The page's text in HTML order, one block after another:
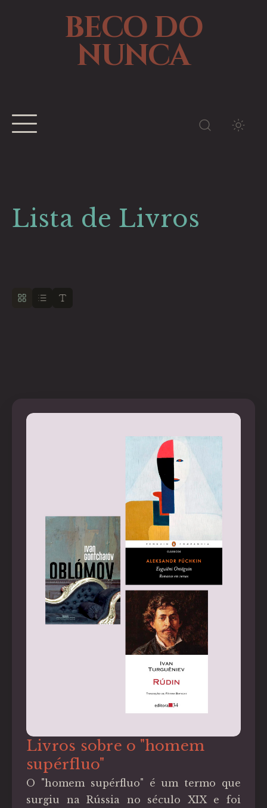
BECO DO
NUNCA
Lista de Livros
Livros sobre o "homem
supérfluo"
O "homem supérfluo" é um termo que
surgiu na Rússia no século XIX e foi